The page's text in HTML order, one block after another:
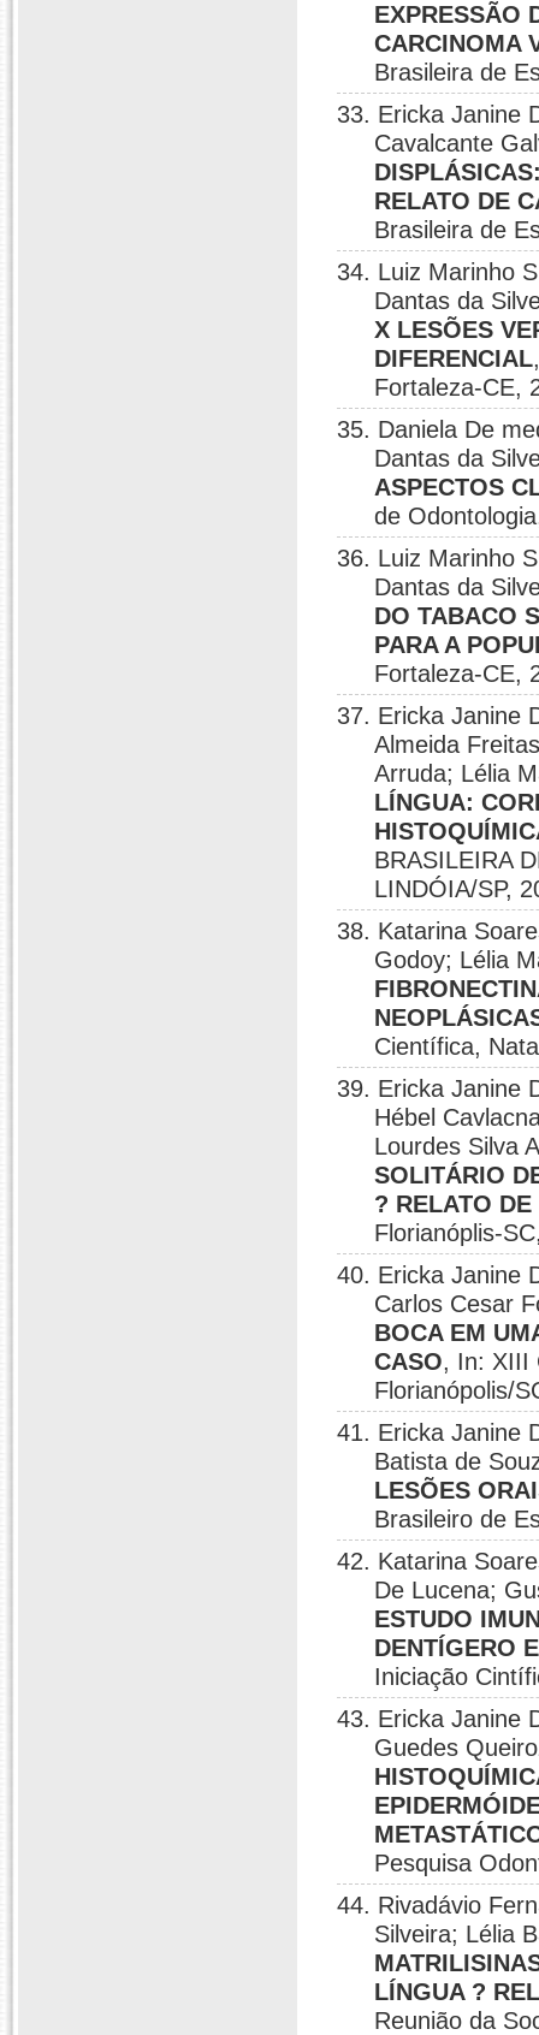
EXPRESSÃO
CARCINOMA
Brasileira de
33. Ericka Janine
Cavalcante
RELATO DE
Brasileira de
34. Luiz Marinho
Dantas da
X LESÕES
DIFERENCIAL
Fortaleza-CE,
35. Daniela De
Dantas da
ASPECTOS
de
36. Luiz Marinho
Dantas da
DO TABACO
PARA A
Fortaleza-CE,
37. Ericka Janine
Almeida
Arruda; Lélia
LÍNGUA:
BRASILEIRA
LINDÓIA/SP,
38. Katarina
Godoy; Lélia
Científica,
39. Ericka Janine
Hébel
Lourdes Silva
SOLITÁRIO
? RELATO DE
Florianóplis-
40. Ericka Janine
Carlos Cesar
BOCA EM
CASO, In: XIII
Florianópolis/
41. Ericka Janine
Batista de
LESÕES
Brasileiro de
42. Katarina
De Lucena;
ESTUDO
DENTÍGERO
Iniciação
43. Ericka Janine
Guedes
Pesquisa
44. Rivadávio
Silveira; Lélia
LÍNGUA ?
Reunião da